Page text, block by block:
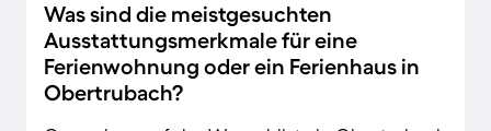
Was sind die meistgesuchten
Ausstattungsmerkmale für eine
Ferienwohnung oder ein Ferienhaus in
Obertrubach?